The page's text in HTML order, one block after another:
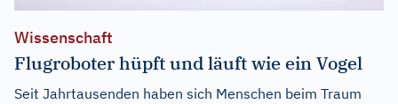
Wissenschaft
Flugroboter hüpft und läuft wie ein Vogel
Seit Jahrtausenden haben sich Menschen beim Traum